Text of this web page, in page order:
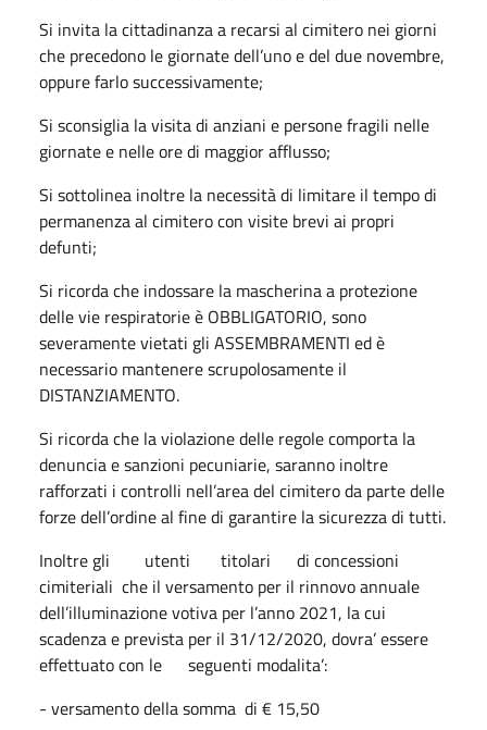
Si invita la cittadinanza a recarsi al cimitero nei giorni
che precedono le giornate dell’uno e del due novembre,
oppure farlo successivamente;
Si sconsiglia la visita di anziani e persone fragili nelle
giornate e nelle ore di maggior afflusso;
Si sottolinea inoltre la necessità di limitare il tempo di
permanenza al cimitero con visite brevi ai propri
defunti;
Si ricorda che indossare la mascherina a protezione
delle vie respiratorie è OBBLIGATORIO, sono
severamente vietati gli ASSEMBRAMENTI ed è
necessario mantenere scrupolosamente il
DISTANZIAMENTO.
Si ricorda che la violazione delle regole comporta la
denuncia e sanzioni pecuniarie, saranno inoltre
rafforzati i controlli nell’area del cimitero da parte delle
forze dell’ordine al fine di garantire la sicurezza di tutti.
Inoltre gli utenti titolari di concessioni
cimiteriali che il versamento per il rinnovo annuale
dell’illuminazione votiva per l’anno 2021, la cui
scadenza e prevista per il 31/12/2020, dovra’ essere
effettuato con le seguenti modalita’:
- versamento della somma di € 15,50